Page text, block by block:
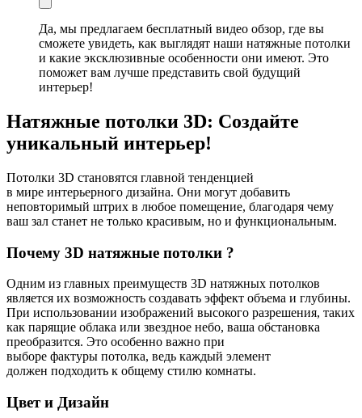
Да, мы предлагаем бесплатный видео обзор, где вы
сможете увидеть, как выглядят наши натяжные потолки
и какие эксклюзивные особенности они имеют. Это
поможет вам лучше представить свой будущий
интерьер!
Натяжные потолки 3D: Создайте
уникальный интерьер!
Потолки 3D становятся главной тенденцией
в мире интерьерного дизайна. Они могут добавить
неповторимый штрих в любое помещение, благодаря чему
ваш зал станет не только красивым, но и функциональным.
Почему 3D натяжные потолки ?
Одним из главных преимуществ 3D натяжных потолков
является их возможность создавать эффект объема и глубины.
При использовании изображений высокого разрешения, таких
как парящие облака или звездное небо, ваша обстановка
преобразится. Это особенно важно при
выборе фактуры потолка, ведь каждый элемент
должен подходить к общему стилю комнаты.
Цвет и Дизайн